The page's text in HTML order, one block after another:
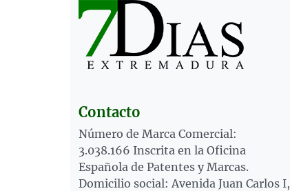
Contacto
Número de Marca Comercial:
3.038.166 Inscrita en la Oficina
Española de Patentes y Marcas.
Domicilio social: Avenida Juan Carlos I,